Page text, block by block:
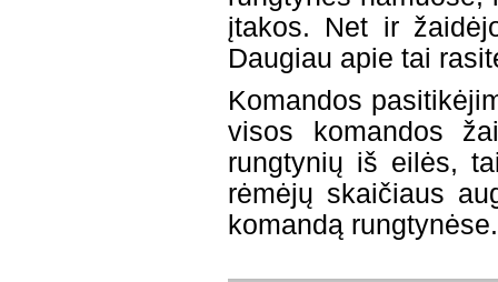
įtakos. Net ir
Daugiau apie tai
Komandos
visos komandos
rungtynių iš eilės,
rėmėjų skaičiaus
komandą rungtynėse.